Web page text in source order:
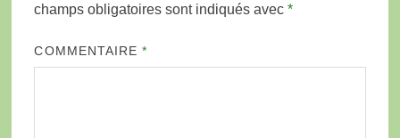
champs obligatoires sont indiqués avec*
COMMENTAIRE*